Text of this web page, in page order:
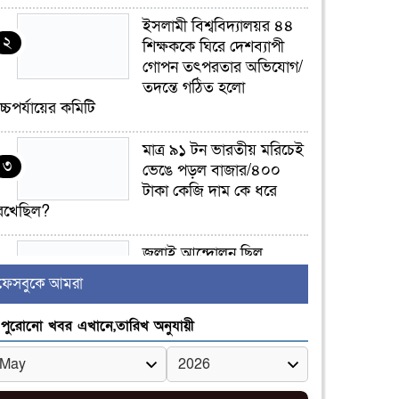
২
ইসলামী বিশ্ববিদ্যালয়র ৪৪
শিক্ষককে ঘিরে দেশব্যাপী
গোপন তৎপরতার অভিযোগ/
তদন্তে গঠিত হলো
কমিটি
৩
মাত্র ৯১ টন ভারতীয় মরিচেই
ভেঙে পড়ল বাজার/৪০০
টাকা কেজি দাম কে ধরে
৪
জুলাই আন্দোলন ছিল
৫
ভোরে ঝিনাইদহ সীমান্তে
জটলা দেখে বিএসএফের
রাবার বুলেট, বাংলাদেশি
আমরা
পুরোনো খবর এখানে,তারিখ অনুযায়ী